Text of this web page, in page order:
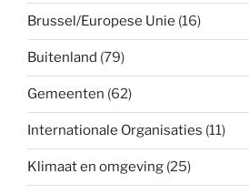
Brussel/Europese Unie (16)
Buitenland (79)
Gemeenten (62)
Internationale Organisaties (11)
Klimaat en omgeving (25)